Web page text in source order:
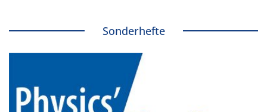
Sonderhefte